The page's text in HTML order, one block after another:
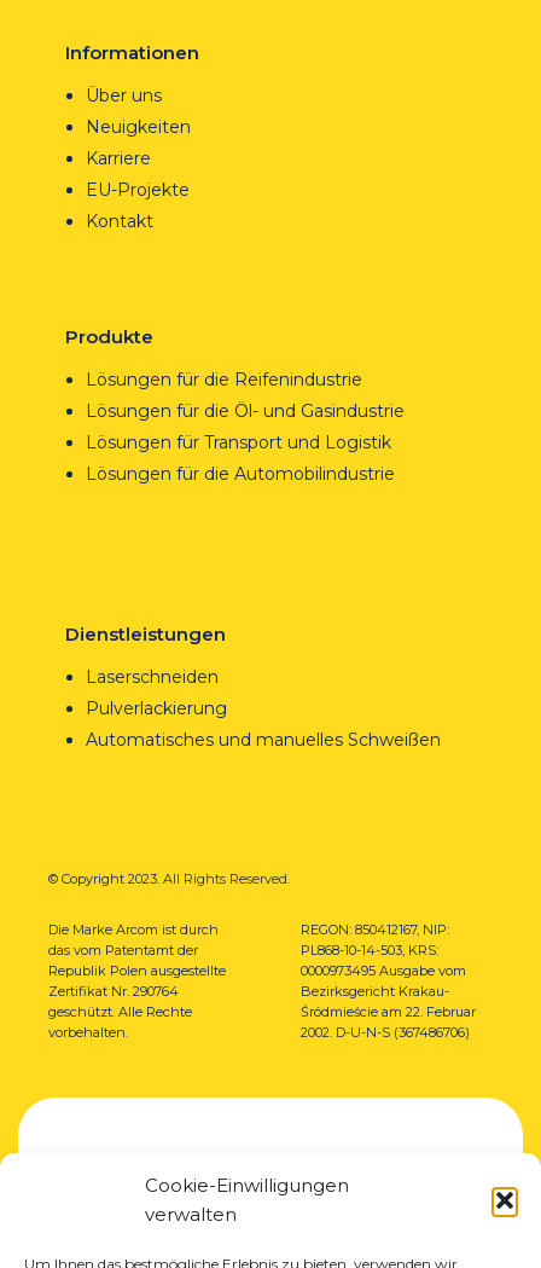
Cookie-Einwilligungen
verwalten
Um Ihnen das bestmögliche Erlebnis zu bieten, verwenden wir
Informationen
Über uns
Neuigkeiten
Karriere
EU-Projekte
Kontakt
Produkte
Lösungen für die Reifenindustrie
Lösungen für die Öl- und Gasindustrie
Lösungen für Transport und Logistik
Lösungen für die Automobilindustrie
Dienstleistungen
Laserschneiden
Pulverlackierung
Automatisches und manuelles Schweißen
© Copyright 2023. All Rights Reserved.
Die Marke Arcom ist durch
das vom Patentamt der
Republik Polen ausgestellte
Zertifikat Nr. 290764
geschützt. Alle Rechte
vorbehalten.
REGON: 850412167, NIP:
PL868-10-14-503, KRS:
0000973495 Ausgabe vom
Bezirksgericht Krakau-
Śródmieście am 22. Februar
2002. D-U-N-S (367486706)